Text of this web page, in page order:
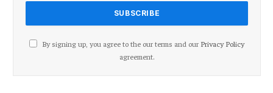
By signing up, you agree to the our terms and our Privacy Policy
agreement.